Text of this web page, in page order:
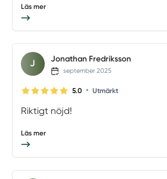
Läs mer
J Jonathan Fredriksson
september 2025
5.0 • Utmärkt
Riktigt nöjd!
Läs mer